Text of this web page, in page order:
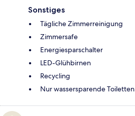
Sonstiges
Tägliche Zimmerreinigung
Zimmersafe
Energiesparschalter
LED-Glühbirnen
Recycling
Nur wassersparende Toiletten